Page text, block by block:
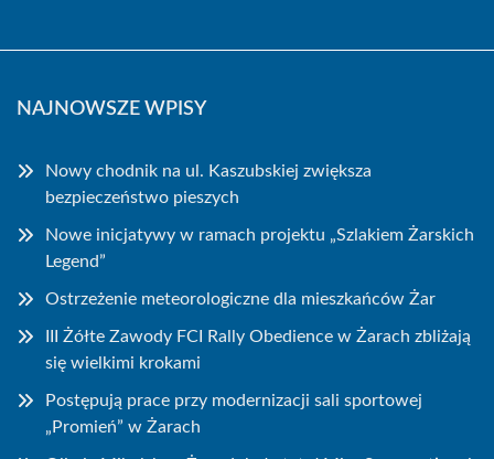
NAJNOWSZE WPISY
Nowy chodnik na ul. Kaszubskiej zwiększa
bezpieczeństwo pieszych
Nowe inicjatywy w ramach projektu „Szlakiem Żarskich
Legend”
Ostrzeżenie meteorologiczne dla mieszkańców Żar
III Żółte Zawody FCI Rally Obedience w Żarach zbliżają
się wielkimi krokami
Postępują prace przy modernizacji sali sportowej
„Promień” w Żarach